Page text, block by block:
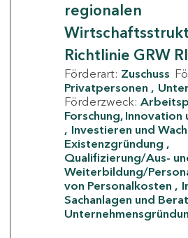
regionalen
Richtlinie GRW
Förderart: Zuschuss
Privatpersonen
Förderzweck:
Forschung, Innovation
Investieren und
Existenzgründung
Qualifizierung/Aus-
Weiterbildung/
von Personalkosten
Sachanlagen und